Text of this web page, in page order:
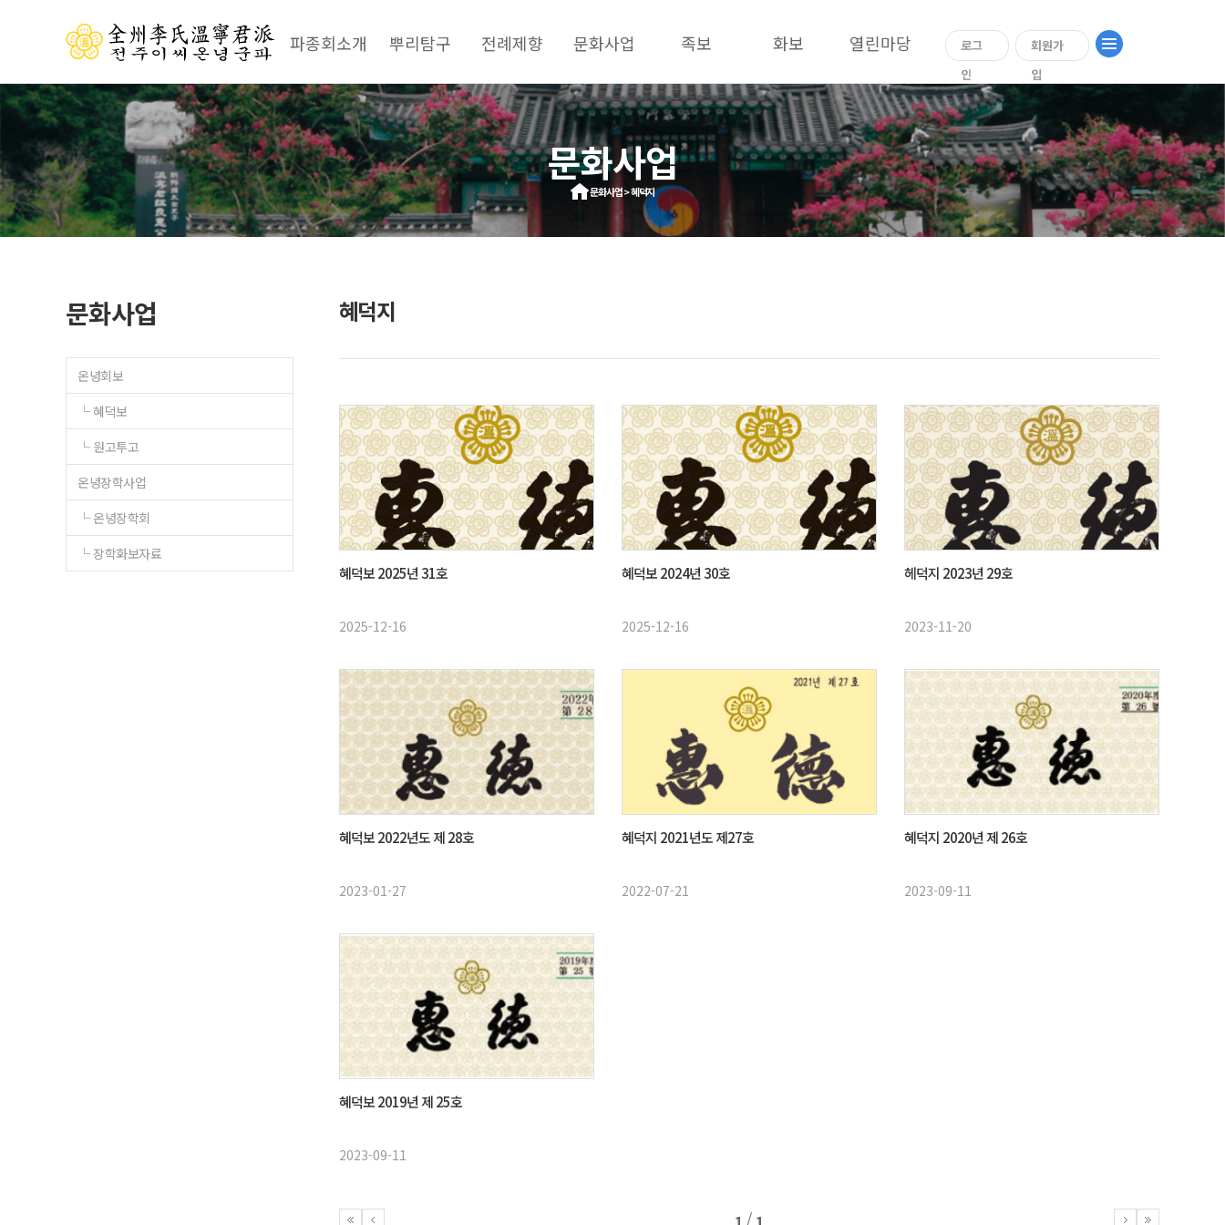
파종회소개 뿌리탐구 전례제향 문화사업 족보 화보 열린마당
로그
인
회원가
입
문화사업
문화사업 > 혜덕지
문화사업
온녕회보
└ 혜덕보
└ 원고투고
온녕장학사업
└ 온녕장학회
└ 장학화보자료
혜덕지
혜덕보 2025년 31호
2025-12-16
혜덕보 2024년 30호
2025-12-16
헤덕지 2023년 29호
2023-11-20
혜덕보 2022년도 제 28호
2023-01-27
혜덕지 2021년도 제27호
2022-07-21
혜덕지 2020년 제 26호
2023-09-11
혜덕보 2019년 제 25호
2023-09-11
/